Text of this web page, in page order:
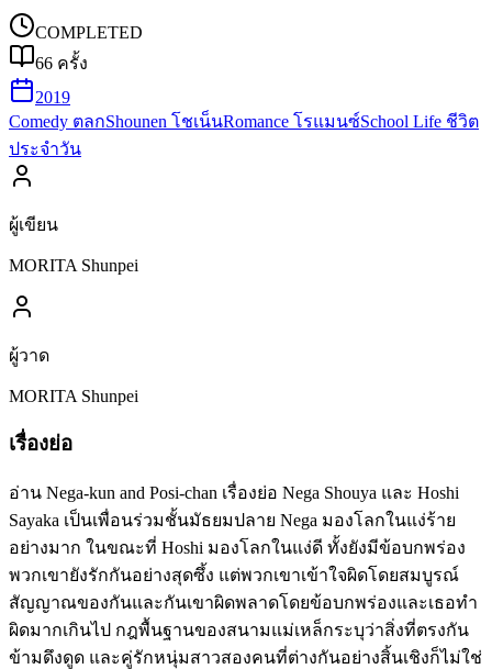
COMPLETED
66 ครั้ง
2019
Comedy ตลกShounen โชเน็นRomance โรแมนซ์School Life ชีวิต
ประจำวัน
ผู้เขียน
MORITA Shunpei
ผู้วาด
MORITA Shunpei
เรื่องย่อ
อ่าน Nega-kun and Posi-chan เรื่องย่อ Nega Shouya และ Hoshi
Sayaka เป็นเพื่อนร่วมชั้นมัธยมปลาย Nega มองโลกในแง่ร้าย
อย่างมาก ในขณะที่ Hoshi มองโลกในแง่ดี ทั้งยังมีข้อบกพร่อง
พวกเขายังรักกันอย่างสุดซึ้ง แต่พวกเขาเข้าใจผิดโดยสมบูรณ์
สัญญาณของกันและกันเขาผิดพลาดโดยข้อบกพร่องและเธอทำ
ผิดมากเกินไป กฎพื้นฐานของสนามแม่เหล็กระบุว่าสิ่งที่ตรงกัน
ข้ามดึงดูด และคู่รักหนุ่มสาวสองคนที่ต่างกันอย่างสิ้นเชิงก็ไม่ใช่